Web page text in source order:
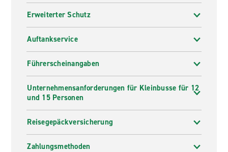
Erweiterter Schutz
Auftankservice
Führerscheinangaben
Unternehmensanforderungen für Kleinbusse für 12
und 15 Personen
Reisegepäckversicherung
Zahlungsmethoden